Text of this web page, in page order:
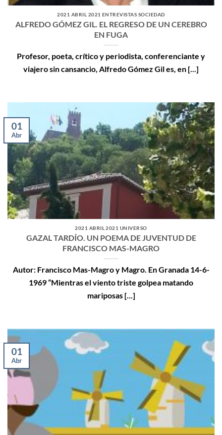
2021 ABRIL 2021 ENTREVISTAS SOCIEDAD
ALFREDO GÓMEZ GIL. EL REGRESO DE UN CEREBRO
EN FUGA
Profesor, poeta, crítico y periodista, conferenciante y
viajero sin cansancio, Alfredo Gómez Gil es, en [...]
2021 ABRIL 2021 UNIVERSO
GAZAL TARDÍO. UN POEMA DE JUVENTUD DE
FRANCISCO MAS-MAGRO
Autor: Francisco Mas-Magro y Magro. En Granada 14-6-
1969 “Mientras el viento triste golpea matando
mariposas [...]
01
Abr
01
Abr